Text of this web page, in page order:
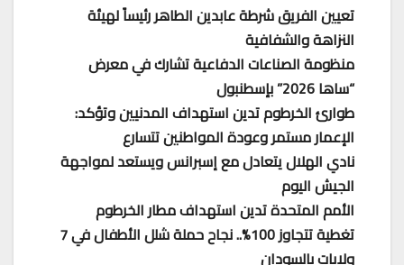
تعيين الفريق شرطة عابدين الطاهر رئيساً لهيئة
النزاهة والشفافية
منظومة الصناعات الدفاعية تشارك في معرض
“ساها 2026” بإسطنبول
طوارئ الخرطوم تدين استهداف المدنيين وتؤكد:
الإعمار مستمر وعودة المواطنين تتسارع
نادي الهلال يتعادل مع إسبرانس ويستعد لمواجهة
الجيش اليوم
الأمم المتحدة تدين استهداف مطار الخرطوم
تغطية تتجاوز 100%.. نجاح حملة شلل الأطفال في 7
ولايات بالسودان